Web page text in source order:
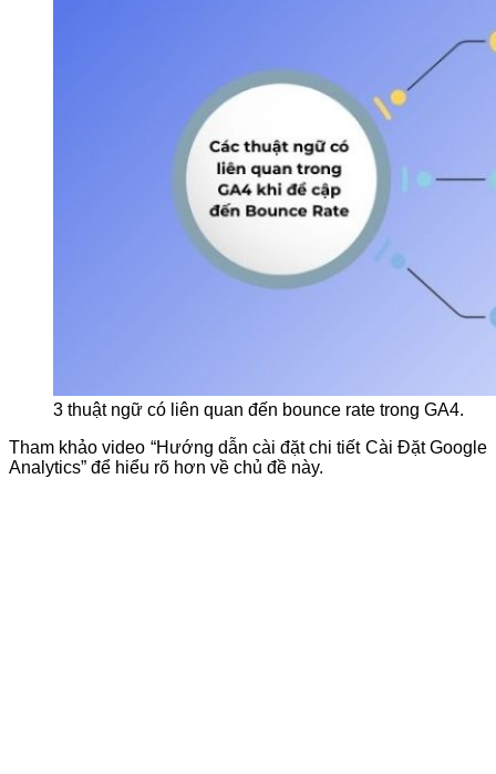
3 thuật ngữ có liên quan đến bounce rate trong GA4.
Tham khảo video “Hướng dẫn cài đặt chi tiết Cài Đặt Google
Analytics” để hiểu rõ hơn về chủ đề này.